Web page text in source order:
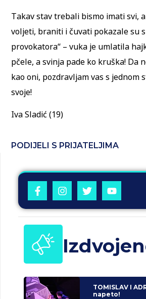
Takav stav trebali bismo imati svi,
voljeti, braniti i čuvati pokazale su
provokatora“ – vuka je umlatila
pčele, a svinja pade ko kruška! Da
kao oni, pozdravljam vas s jednom
svoje!
Iva Sladić (19)
PODIJELI S PRIJATELJIMA
TOMISLAV I
napeto!